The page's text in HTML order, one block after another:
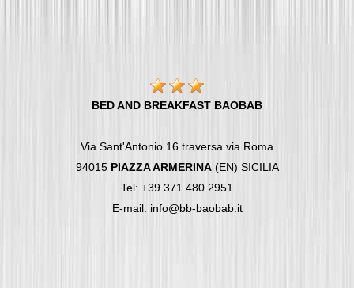
BED AND BREAKFAST BAOBAB
Via Sant'Antonio 16 traversa via Roma
94015 PIAZZA ARMERINA(EN) SICILIA
Tel: +39 371 480 2951
E-mail: info@bb-baobab.it